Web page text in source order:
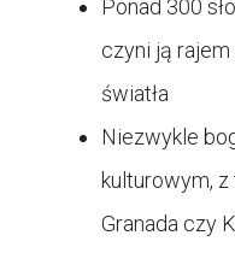
Ponad 300
czyni ją rajem
światła
Niezwykle
kulturowym,
Granada czy